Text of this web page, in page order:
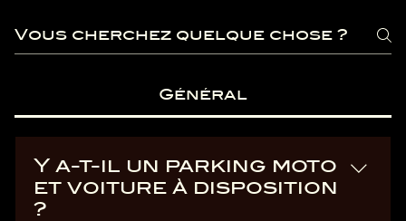
Général
Y a-t-il un parking moto
et voiture à disposition
?